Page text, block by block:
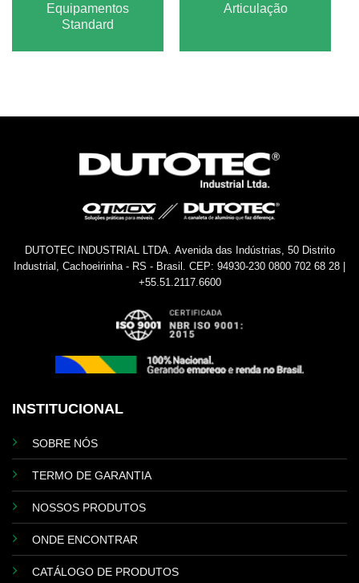
Equipamentos
Standard
Articulação
DUTOTEC INDUSTRIAL LTDA. Avenida das Indústrias, 50 Distrito
Industrial, Cachoeirinha - RS - Brasil. CEP: 94930-230 0800 702 68 28 |
+55.51.2117.6600
INSTITUCIONAL
SOBRE NÓS
TERMO DE GARANTIA
NOSSOS PRODUTOS
ONDE ENCONTRAR
CATÁLOGO DE PRODUTOS